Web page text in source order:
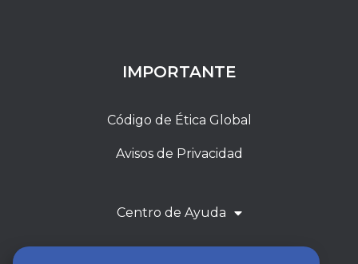
IMPORTANTE
Código de Ética Global
Avisos de Privacidad
Centro de Ayuda